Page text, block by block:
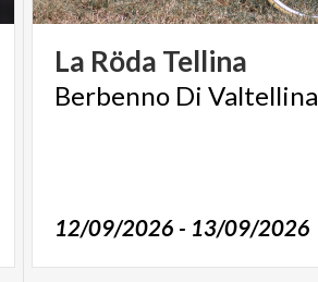
La Röda Tellina
Berbenno Di Valtellina
12/09/2026 - 13/09/2026